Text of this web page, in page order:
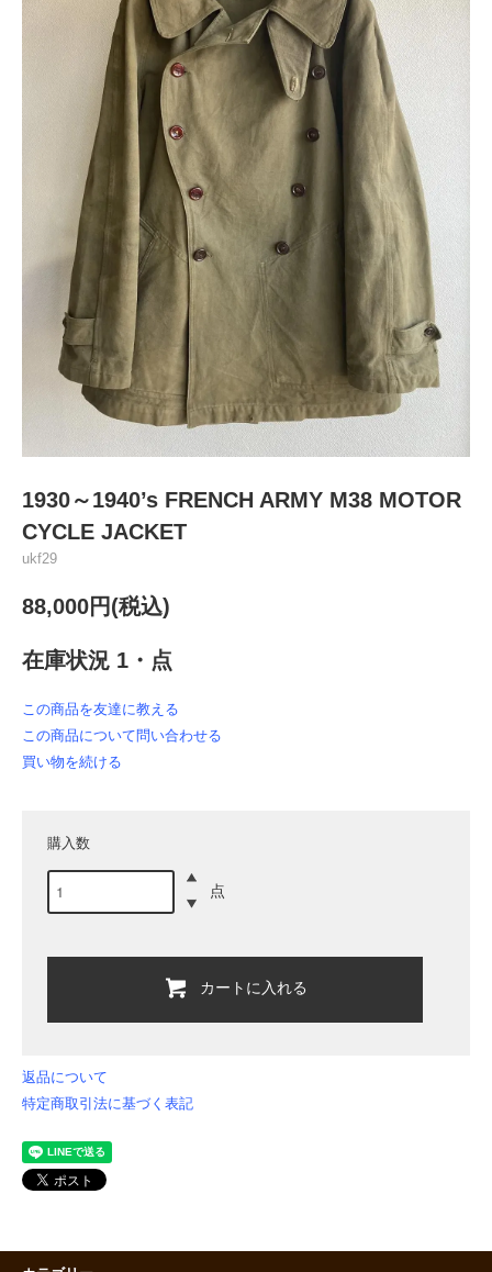
1930～1940’s FRENCH ARMY M38 MOTOR
CYCLE JACKET
ukf29
88,000円(税込)
在庫状況 1・点
この商品を友達に教える
この商品について問い合わせる
買い物を続ける
購入数
点
カートに入れる
返品について
特定商取引法に基づく表記